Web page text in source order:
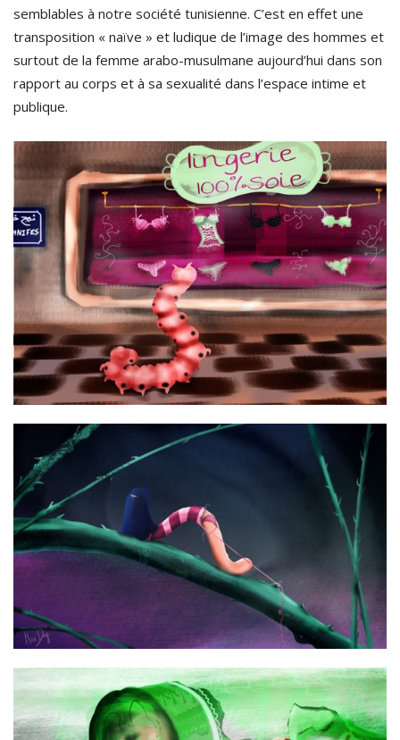
semblables à notre société tunisienne. C’est en effet une
transposition « naïve » et ludique de l’image des hommes et
surtout de la femme arabo-musulmane aujourd’hui dans son
rapport au corps et à sa sexualité dans l’espace intime et
publique.